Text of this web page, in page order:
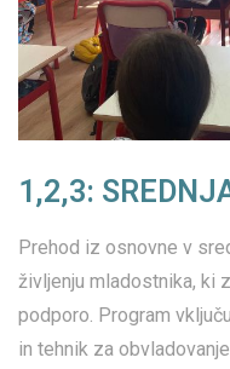
1,2,3:
Prehod iz osnovne v
življenju mladostnika, ki
podporo. Program
in tehnik za